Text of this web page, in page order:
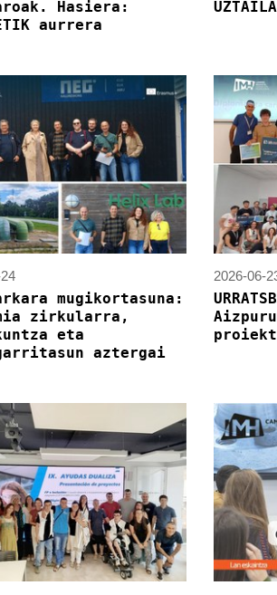
Hasiera:
aurrera
mugikortasuna:
zirkularra,
eta
aztergai
2026-06-